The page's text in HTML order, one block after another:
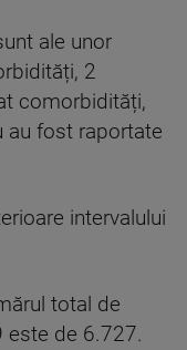
ale unor
2
comorbidități,
au fost raportate
intervalului
total de
este de 6.727.